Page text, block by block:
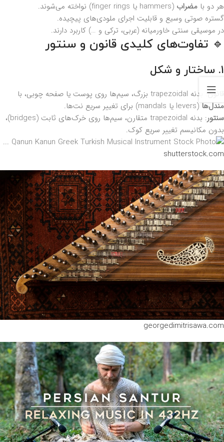
هر دو با مضراب (hammers یا finger rings) نواخته می‌شوند.
گستره صوتی وسیع و قابلیت اجرای ملودی‌های پیچیده.
در موسیقی سنتی خاورمیانه (عربی، ترکی و …) کاربرد دارند.
🔹 تفاوت‌های کلیدی قانون و سنتور
۱. ساختار و شکل
قانون: بدنه trapezoidal بزرگ، سیم‌ها روی پوست یا صفحه چوبی، با
مندل‌ها (levers یا mandals) برای تغییر سریع نت‌ها.
سنتور
: بدنه trapezoidal متقارن، سیم‌ها روی خرک‌های ثابت (bridges)،
بدون مکانیسم تغییر سریع کوک.
shutterstock.com
georgedimitrisawa.com